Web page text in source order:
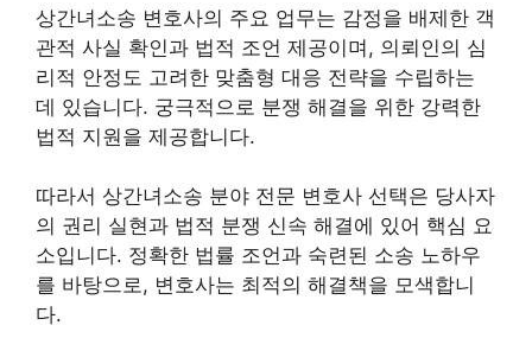
상간녀소송 변호사의 주요 업무는 감정을 배제한 객
관적 사실 확인과 법적 조언 제공이며, 의뢰인의 심
리적 안정도 고려한 맞춤형 대응 전략을 수립하는
데 있습니다. 궁극적으로 분쟁 해결을 위한 강력한
법적 지원을 제공합니다.
따라서 상간녀소송 분야 전문 변호사 선택은 당사자
의 권리 실현과 법적 분쟁 신속 해결에 있어 핵심 요
소입니다. 정확한 법률 조언과 숙련된 소송 노하우
를 바탕으로, 변호사는 최적의 해결책을 모색합니
다.